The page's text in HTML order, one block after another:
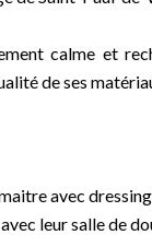
calme et
de ses
avec
leur salle de